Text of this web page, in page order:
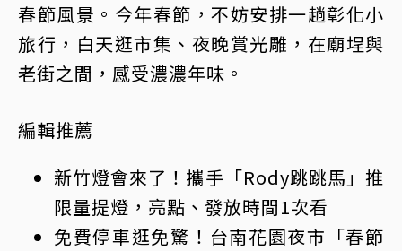
春節風景。今年春節，不妨安排一趟彰化小
旅行，白天逛市集、夜晚賞光雕，在廟埕與
老街之間，感受濃濃年味。
編輯推薦
新竹燈會來了！攜手「Rody跳跳馬」推
限量提燈，亮點、發放時間1次看
免費停車逛免驚！台南花園夜市「春節